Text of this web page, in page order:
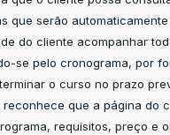
que serão
do cliente acompanhar
se pelo cronograma, por
o curso no prazo
reconhece que a página do
requisitos, preço e